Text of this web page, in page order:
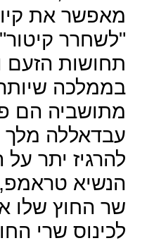
מאפשר את
"לשחרר
תחושות הזעם
מתושביה הם
עבדאללה מלך
להרגיז יתר
הנשיא
שר החוץ שלו
לכינוס שרי